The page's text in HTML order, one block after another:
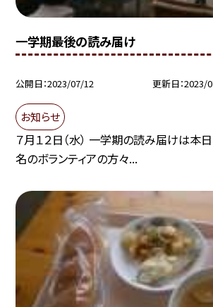
一学期最後の読み届け
公開日 2023/07/12 更新日 2023/
お知らせ
７月１２日（水） 一学期の読み届けは本日
名のボランティアの方々...